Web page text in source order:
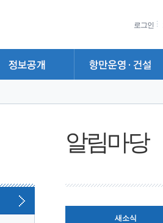
로그인
알림마당
새소식